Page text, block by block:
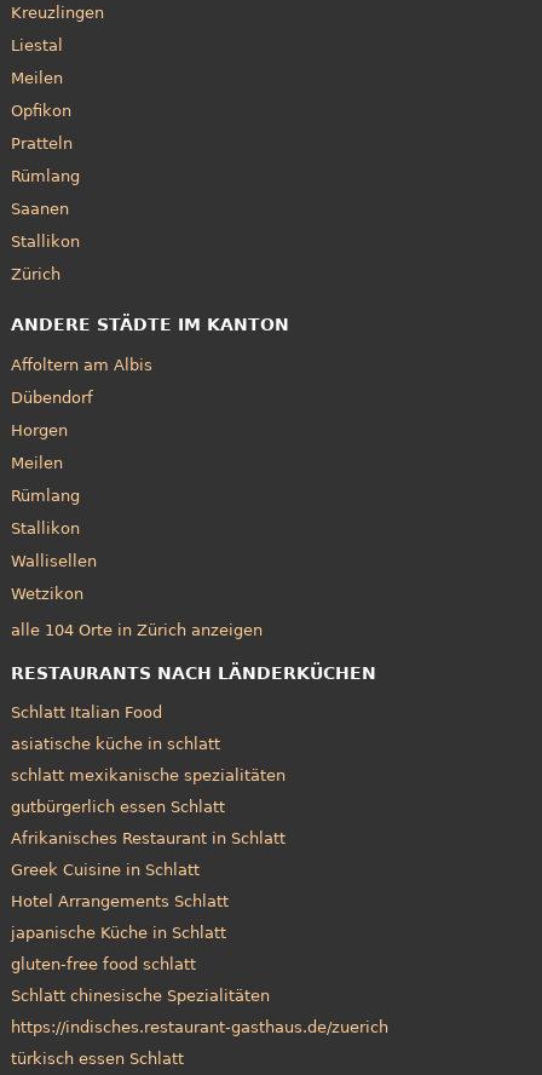
Kreuzlingen
Liestal
Meilen
Opfikon
Pratteln
Rümlang
Saanen
Stallikon
Zürich
ANDERE STÄDTE IM KANTON
Affoltern am Albis
Dübendorf
Horgen
Meilen
Rümlang
Stallikon
Wallisellen
Wetzikon
alle 104 Orte in Zürich anzeigen
RESTAURANTS NACH LÄNDERKÜCHEN
Schlatt Italian Food
asiatische küche in schlatt
schlatt mexikanische spezialitäten
gutbürgerlich essen Schlatt
Afrikanisches Restaurant in Schlatt
Greek Cuisine in Schlatt
Hotel Arrangements Schlatt
japanische Küche in Schlatt
gluten-free food schlatt
Schlatt chinesische Spezialitäten
https://indisches.restaurant-gasthaus.de/zuerich
türkisch essen Schlatt